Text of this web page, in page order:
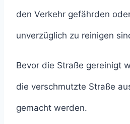
den Verkehr gefährden
unverzüglich zu reinigen
Bevor die Straße gereinigt
die verschmutzte Straße
gemacht werden.